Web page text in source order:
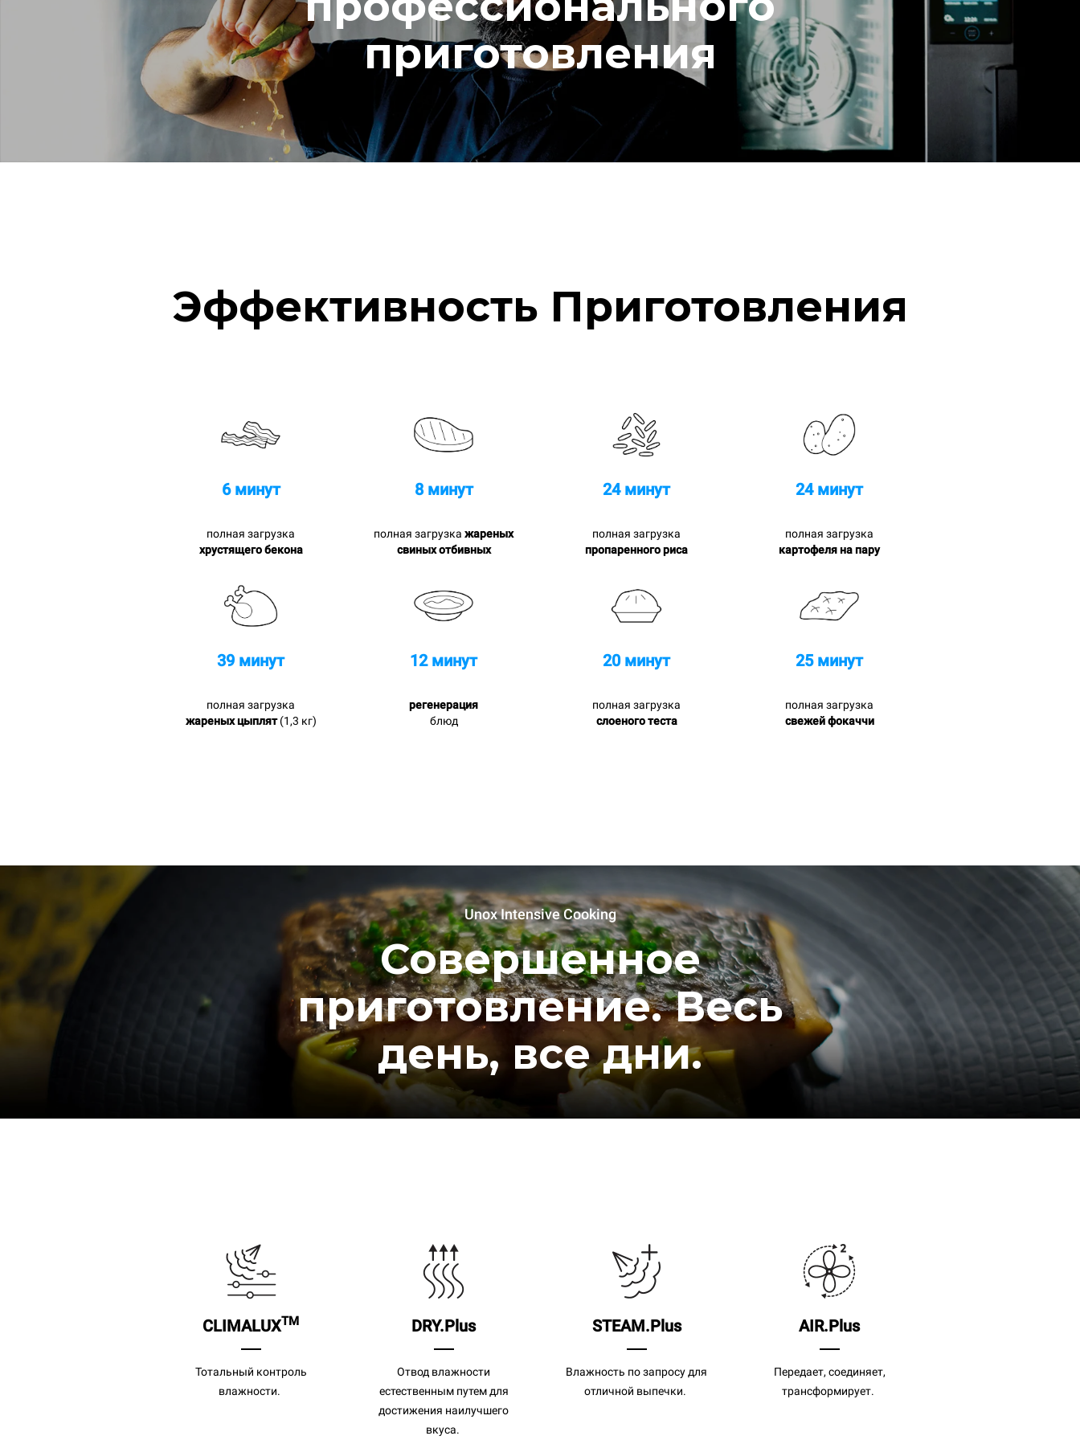
приготовления
Эффективность Приготовления
6 минут
полная загрузка
хрустящего бекона
8 минут
полная загрузка жареных
свиных отбивных
24 минут
полная загрузка
пропаренного риса
24 минут
полная загрузка
картофеля на пару
39 минут
полная загрузка
жареных цыплят(1,3 кг)
12 минут
регенерация
блюд
20 минут
полная загрузка
слоеного теста
25 минут
полная загрузка
свежей фокаччи
Unox Intensive Cooking
Совершенное
приготовление. Весь
день, все дни.
CLIMALUXTM
Тотальный контроль
влажности.
DRY.Plus
Отвод влажности
естественным путем для
достижения наилучшего
вкуса.
STEAM.Plus
Влажность по запросу для
отличной выпечки.
AIR.Plus
Передает, соединяет,
трансформирует.